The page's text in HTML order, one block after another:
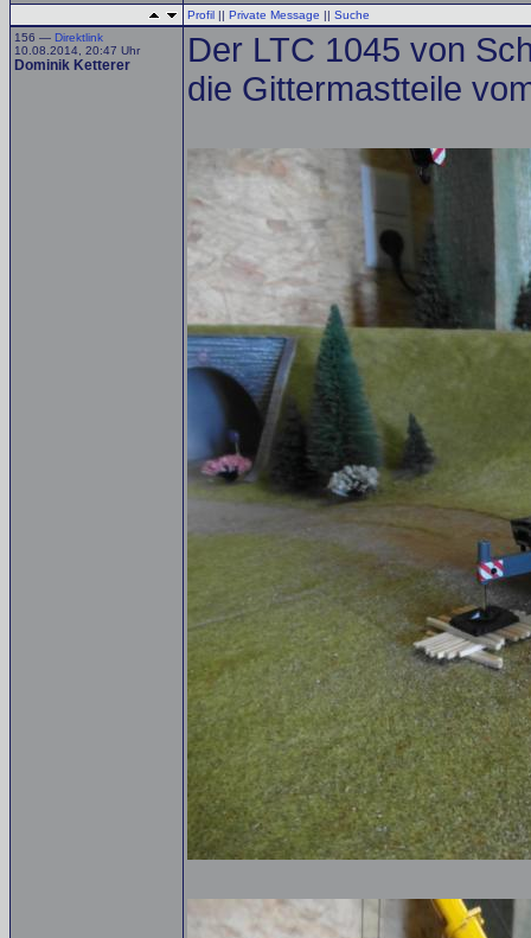
Profil || Private Message || Suche
156 — Direktlink
10.08.2014, 20:47 Uhr
Dominik Ketterer
Der LTC 1045 von
die Gittermastteile